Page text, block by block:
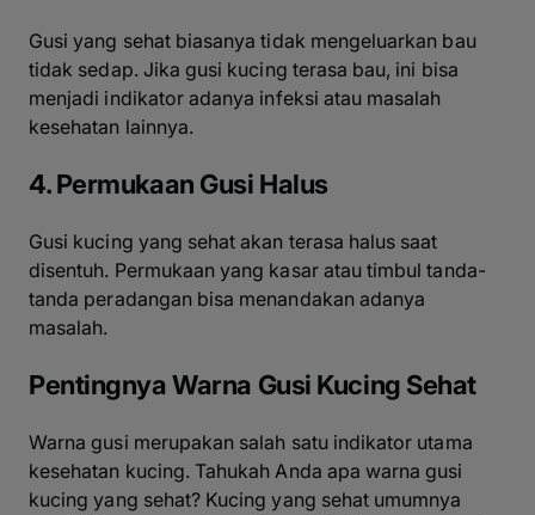
Gusi yang sehat biasanya tidak mengeluarkan bau
tidak sedap. Jika gusi kucing terasa bau, ini bisa
menjadi indikator adanya infeksi atau masalah
kesehatan lainnya.
4. Permukaan Gusi Halus
Gusi kucing yang sehat akan terasa halus saat
disentuh. Permukaan yang kasar atau timbul tanda-
tanda peradangan bisa menandakan adanya
masalah.
Pentingnya Warna Gusi Kucing Sehat
Warna gusi merupakan salah satu indikator utama
kesehatan kucing. Tahukah Anda apa warna gusi
kucing yang sehat? Kucing yang sehat umumnya